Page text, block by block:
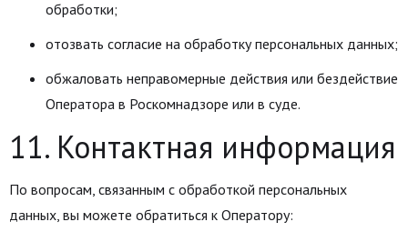
обработки;
отозвать согласие на обработку персональных данных;
обжаловать неправомерные действия или бездействие
Оператора в Роскомнадзоре или в суде.
11. Контактная информация
По вопросам, связанным с обработкой персональных
данных, вы можете обратиться к Оператору: